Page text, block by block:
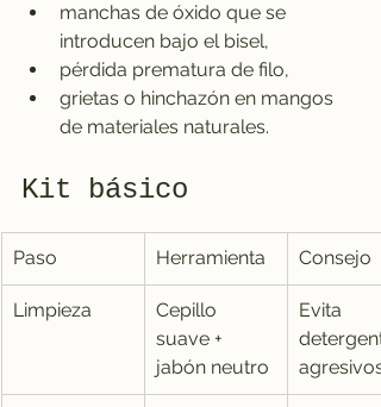
manchas de óxido que se
introducen bajo el bisel,
pérdida prematura de filo,
grietas o hinchazón en mangos
de materiales naturales.
Kit básico
Paso Herramienta Consejo
Limpieza
Cepillo
suave +
jabón neutro
Evita
agresivos